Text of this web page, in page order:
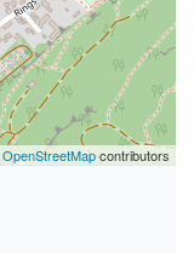
OpenStreetMapcontributors